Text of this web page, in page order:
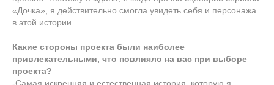
«Дочка», я действительно смогла увидеть себя и персонажа
в этой истории.
Какие стороны проекта были наиболее
привлекательными, что повлияло на вас при выборе
проекта?